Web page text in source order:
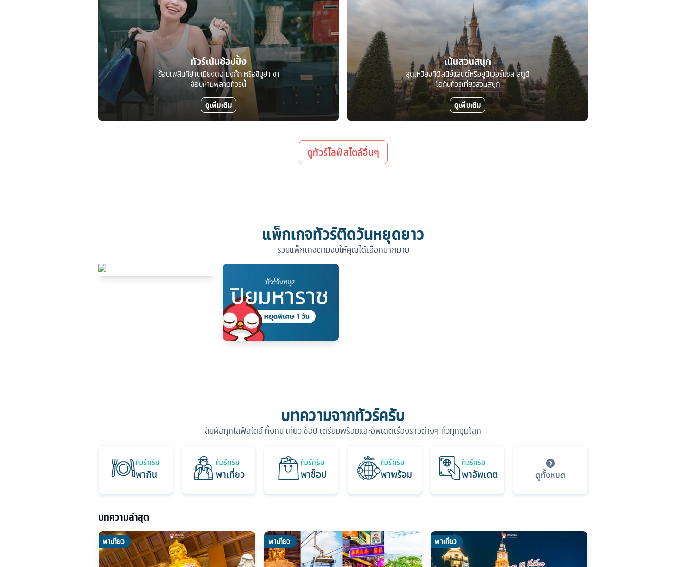
ทัวร์เน้นช้อปปิ้ง
ช้อปเพลินที่ย่านเมียงดง มงก๊ก หรือชิบูย่า ขา
ช้อปห้ามพลาดทัวร์นี้
ดูเพิ่มเติม
เน้นสวนสนุก
สุดเหวี่ยงที่ดิสนีย์แลนด์หรือยูนิเวอร์แซล สตูดิ
โอกับทัวร์เที่ยวสวนสนุก
ดูเพิ่มเติม
ดูทัวร์ไลฟ์สไตล์อื่นๆ
แพ็กเกจทัวร์ติดวันหยุดยาว
รวมแพ็กเกจตามงบให้คุณได้เลือกมากมาย
บทความจากทัวร์ครับ
สัมผัสทุกไลฟ์สไตล์ ทั้งกิน เที่ยว ช้อป เตรียมพร้อมและอัพเดตเรื่องราวต่างๆ ทั่วทุกมุมโลก
ทัวร์ครับ
พากิน
ทัวร์ครับ
พาเที่ยว
ทัวร์ครับ
พาช็อป
ทัวร์ครับ
พาพร้อม
ทัวร์ครับ
พาอัพเดต ดูทั้งหมด
บทความล่าสุด
พาเที่ยว พาเที่ยว พาเที่ยว